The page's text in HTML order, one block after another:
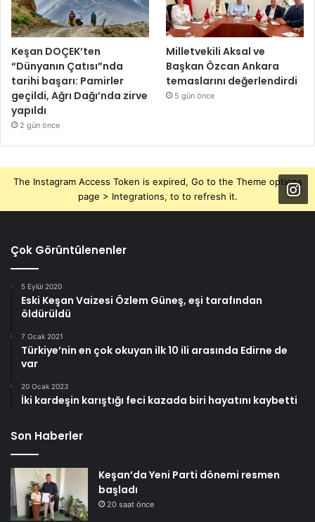
Keşan DOÇEK’ten
“Dünyanın Çatısı”nda
tarihi başarı: Pamirler
geçildi, Ağrı Dağı’nda zirve
yapıldı
2 gün önce
Milletvekili Aksal ve
Başkan Özcan Ankara
temaslarını değerlendirdi
5 gün önce
The Instagram Access Token is expired, Go to the Theme options
page > Integrations, to to refresh it.
Çok Görüntülenenler
5 Eylül 2020
Eski Keşan Vaizesi Özlem Güneş, eşi tarafından
öldürüldü
7 Ocak 2021
Türkiye’nin en çok okuyan ilk 10 ili arasında Edirne de
var
20 Ocak 2023
İki kardeşin karıştığı feci kazada biri hayatını kaybetti
Son Haberler
Keşan’da Yeni Parti dönemi resmen
başladı
20 saat önce